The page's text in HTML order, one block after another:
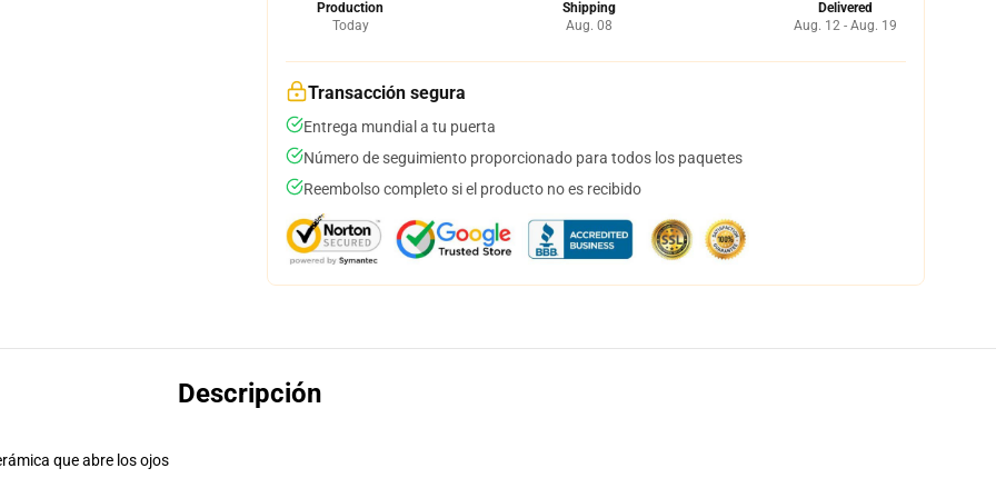
Production
Today
Shipping
Aug. 08
Delivered
Aug. 12 - Aug. 19
Transacción segura
Entrega mundial a tu puerta
Número de seguimiento proporcionado para todos los paquetes
Reembolso completo si el producto no es recibido
Descripción
que abre los ojos